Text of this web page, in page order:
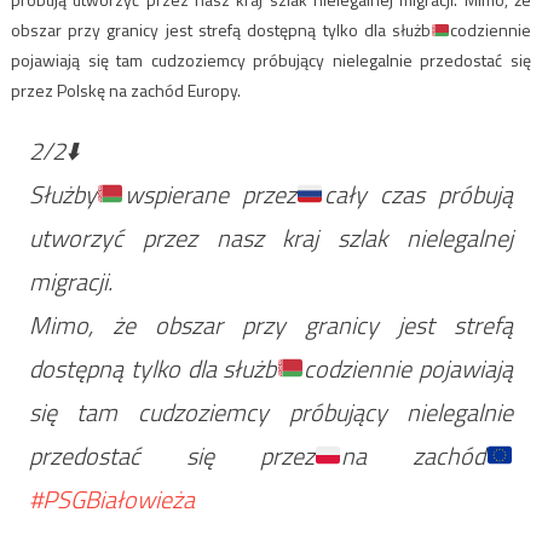
obszar przy granicy jest strefą dostępną tylko dla służb
codziennie
pojawiają się tam cudzoziemcy próbujący nielegalnie przedostać się
przez Polskę na zachód Europy.
2/2⬇️
Służby
wspierane przez
cały czas próbują
utworzyć przez nasz kraj szlak nielegalnej
migracji.
Mimo, że obszar przy granicy jest strefą
dostępną tylko dla służb
codziennie pojawiają
się tam cudzoziemcy próbujący nielegalnie
przedostać się przez
na zachód
#PSGBiałowieża